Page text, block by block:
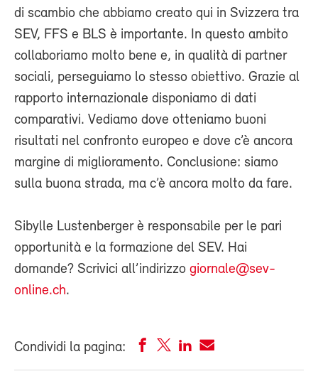
di scambio che abbiamo creato qui in Svizzera tra
SEV, FFS e BLS è importante. In questo ambito
collaboriamo molto bene e, in qualità di partner
sociali, perseguiamo lo stesso obiettivo. Grazie al
rapporto internazionale disponiamo di dati
comparativi. Vediamo dove otteniamo buoni
risultati nel confronto europeo e dove c’è ancora
margine di miglioramento. Conclusione: siamo
sulla buona strada, ma c’è ancora molto da fare.
Sibylle Lustenberger è responsabile per le pari
opportunità e la formazione del SEV. Hai
domande? Scrivici all’indirizzo giornale@sev-
online.ch.
Condividi la pagina: